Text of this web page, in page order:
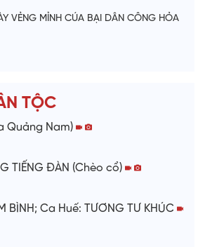
i
o
VẺNG MỈNH CÚA BẠI DÂN CÔNG HỎA
TỘC
Quảng Nam)
TIẾNG ĐÀN (Chèo cổ)
BÌNH; Ca Huế: TƯƠNG TƯ KHÚC